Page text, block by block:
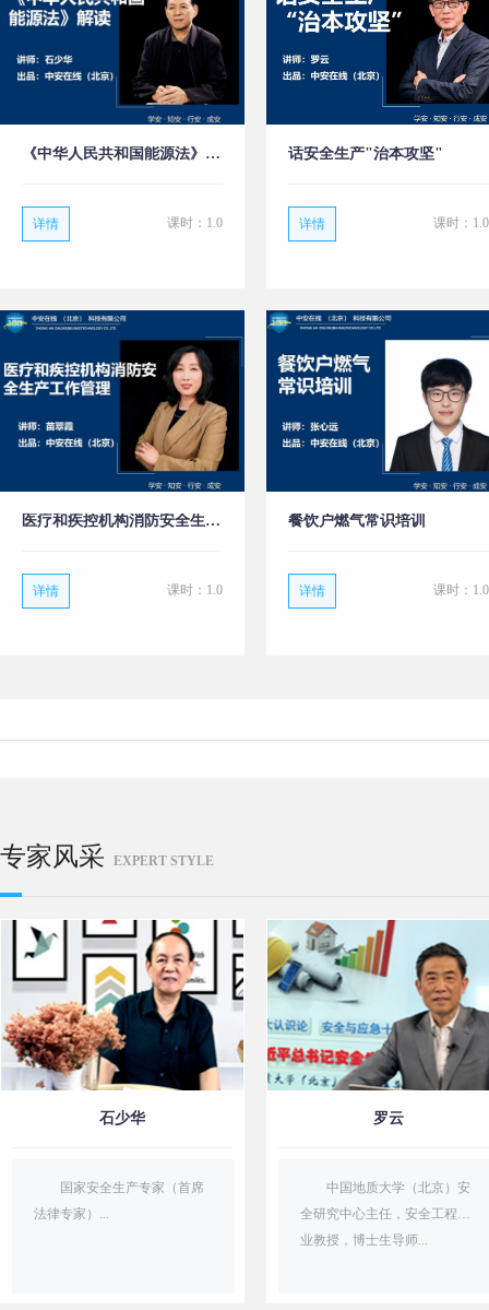
《中华人民共和国能源法》解读
详情 课时：1.0
话安全生产"治本攻坚"
详情 课时：1.0
医疗和疾控机构消防安全生产工作管理
详情 课时：1.0
餐饮户燃气常识培训
详情 课时：1.0
专家风采 EXPERT STYLE
石少华
国家安全生产专家（首席
法律专家）...
罗云
中国地质大学（北京）安
全研究中心主任，安全工程专
业教授，博士生导师...